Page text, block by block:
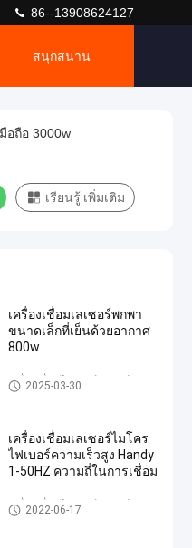
86--13908624127
สนุกสนาน
อถือ 3000w
เรียนรู้ เพิ่มเติม
เครื่องเชื่อมเลเซอร์พกพา
ขนาดเล็กที่เย็นด้วยอากาศ
800w
เครื่องเชื่อมไฟเบอร์เลเซอร์
2025-03-30
เครื่องเชื่อมเลเซอร์ไมโคร
ไฟเบอร์ความเร็วสูง Handy
1-50HZ ความถี่ในการเชื่อม
เครื่องเชื่อมไฟเบอร์เลเซอร์
2022-06-17